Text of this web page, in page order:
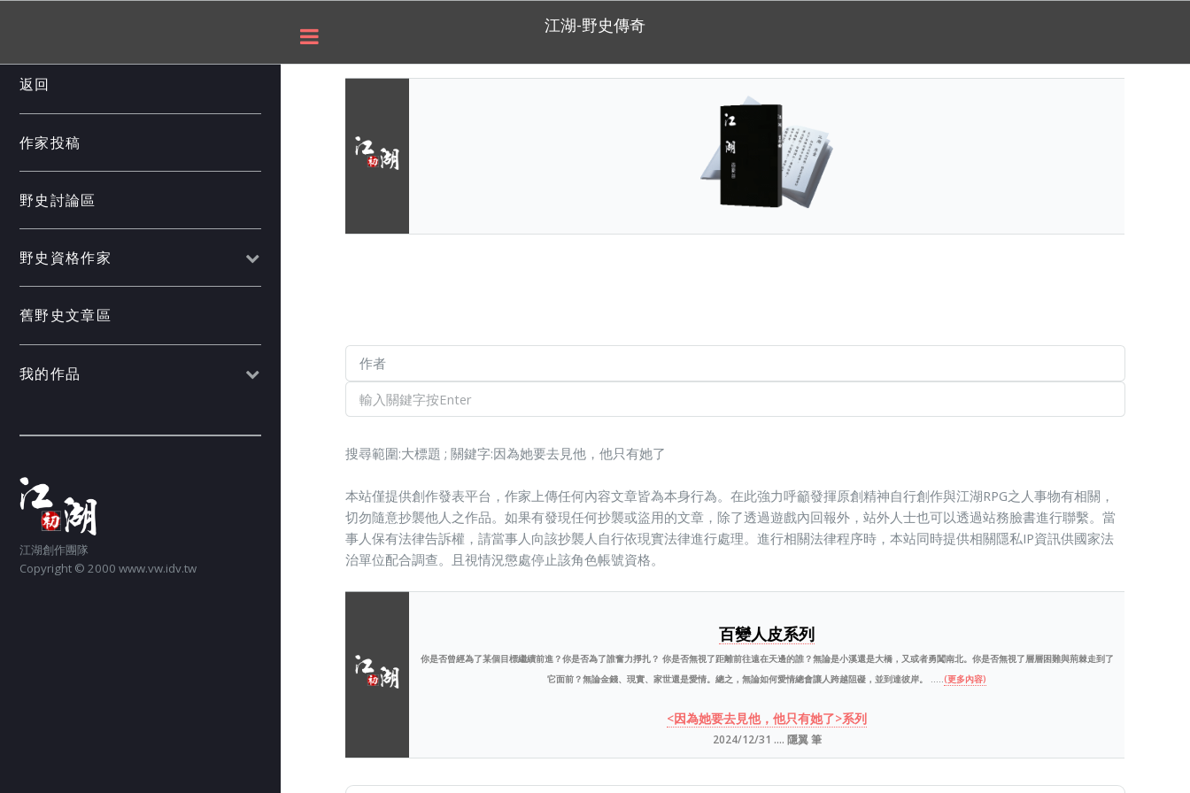
江湖-野史傳奇
搜尋範圍:大標題 ; 關鍵字:因為她要去見他，他只有她了
本站僅提供創作發表平台，作家上傳任何內容文章皆為本身行為。在此強力呼籲發揮原創精神自行創作與江湖RPG之人事物有相關，
切勿隨意抄襲他人之作品。如果有發現任何抄襲或盜用的文章，除了透過遊戲內回報外，站外人士也可以透過站務臉書進行聯繫。當
事人保有法律告訴權，請當事人向該抄襲人自行依現實法律進行處理。進行相關法律程序時，本站同時提供相關隱私IP資訊供國家法
治單位配合調查。且視情況懲處停止該角色帳號資格。
百變人皮系列
你是否曾經為了某個目標繼續前進？你是否為了誰奮力掙扎？ 你是否無視了距離前往遠在天邊的誰？無論是小溪還是大橋，又或者勇闖南北。你是否無視了層層困難與荊棘走到了
它面前？無論金錢、現實、家世還是愛情。總之，無論如何愛情總會讓人跨越阻礙，並到達彼岸。 .....(更多內容)
<因為她要去見他，他只有她了>系列
2024/12/31 .... 隱翼 筆
返回
作家投稿
野史討論區
野史資格作家
舊野史文章區
我的作品
江湖創作團隊
Copyright © 2000 www.vw.idv.tw